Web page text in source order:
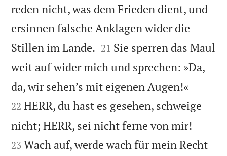
reden nicht, was dem Frieden dient, und
ersinnen falsche Anklagen wider die
Stillen im Lande. 

21 Sie sperren das Maul
weit auf wider mich und sprechen: »Da,
da, wir sehen’s mit eigenen Augen!«
22 HERR, du hast es gesehen, schweige
nicht; HERR, sei nicht ferne von mir!
23 Wach auf, werde wach für mein Recht